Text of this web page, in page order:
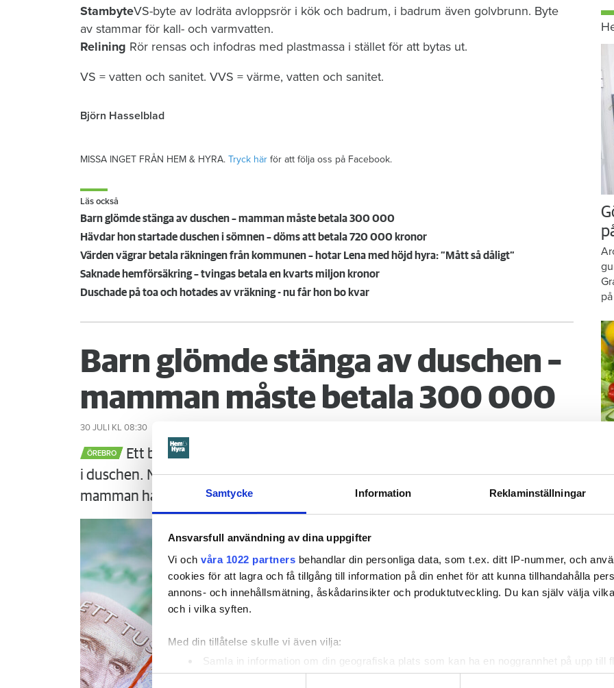
Samtycke Information Reklaminställningar
Ansvarsfull användning av dina uppgifter
Vi och våra 1022 partners behandlar din personliga data, som t.ex. ditt IP-nummer, och
cookies för att lagra och få tillgång till information på din enhet för att kunna tillhandahålla
annons- och innehållsmätning, åskådarinsikter och produktutveckling. Du kan själv välja
och i vilka syften.
Med din tillåtelse skulle vi även vilja:
Samla in information om din geografiska plats som kan ha en noggrannhet på upp till
Identifiera din enhet genom att aktivt skanna den för specifika kännetecken
Samtyckesval
StambyteVS-byte av lodräta avloppsrör i kök och badrum, i badrum även golvbrunn. Byte
av stammar för kall- och varmvatten.
Relining Rör rensas och infod­ras med plastmassa i stället för att bytas ut.
VS = vatten och sanitet. VVS = värme, vatten och sanitet.​
Björn Hasselblad
MISSA INGET FRÅN HEM & HYRA. Tryck här för att följa oss på Facebook.
Läs också
Barn glömde stänga av duschen – mamman måste betala 300 000
Hävdar hon startade duschen i sömnen – döms att betala 720 000 kronor
Värden vägrar betala räkningen från kommunen – hotar Lena med höjd hyra: ”Mått så dåligt”
Saknade hemförsäkring – tvingas betala en kvarts miljon kronor
Duschade på toa och hotades av vräkning - nu får hon bo kvar
Barn glömde stänga av duschen –
mamman måste betala 300 000
30 JULI KL 08:30
ÖREBRO
Ett barn med särskilda behov går upp en natt och vrider på vattenkranen
i duschen. När mamman vaknar är det vatten i både badrum och hall. Det borde
mamman ha förhindrat menar Örebrobostäder.